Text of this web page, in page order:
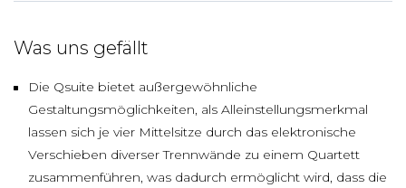
Was uns gefällt
Die Qsuite bietet außergewöhnliche
Gestaltungsmöglichkeiten, als Alleinstellungsmerkmal
lassen sich je vier Mittelsitze durch das elektronische
Verschieben diverser Trennwände zu einem Quartett
zusammenführen, was dadurch ermöglicht wird, dass die